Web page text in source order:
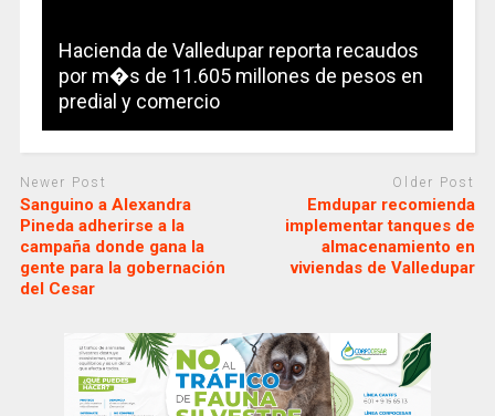
Hacienda de Valledupar reporta recaudos
por m�s de 11.605 millones de pesos en
predial y comercio
Newer Post
Sanguino a Alexandra
Pineda adherirse a la
campaña donde gana la
gente para la gobernación
del Cesar
Older Post
Emdupar recomienda
implementar tanques de
almacenamiento en
viviendas de Valledupar